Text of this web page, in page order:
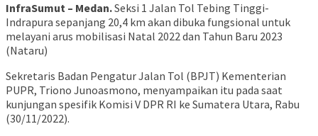
InfraSumut – Medan.Seksi 1 Jalan Tol Tebing Tinggi-
Indrapura sepanjang 20,4 km akan dibuka fungsional untuk
melayani arus mobilisasi Natal 2022 dan Tahun Baru 2023
(Nataru)
Sekretaris Badan Pengatur Jalan Tol (BPJT) Kementerian
PUPR, Triono Junoasmono, menyampaikan itu pada saat
kunjungan spesifik Komisi V DPR RI ke Sumatera Utara, Rabu
(30/11/2022).